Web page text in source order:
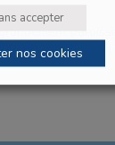
- Saint-Lambert
accepter
nos cookies